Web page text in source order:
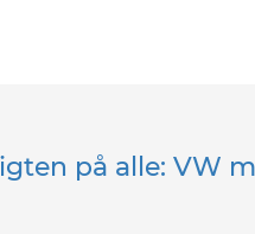
på alle: VW